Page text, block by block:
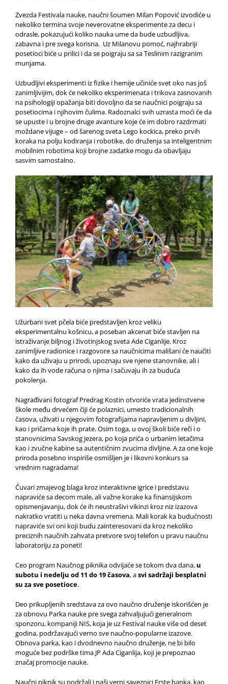
Zvezda Festivala nauke, naučni šoumen Milan Popović izvodiće u
nekoliko termina svoje neverovatne eksperimente za decu i
odrasle, pokazujući koliko nauka ume da bude uzbudljiva,
zabavna i pre svega korisna. Uz Milanovu pomoć, najhrabriji
posetioci biće u prilici i da se poigraju sa sa Teslinim razigranim
munjama.
Uzbudljivi eksperimenti iz fizike i hemije učiniće svet oko nas još
zanimljivijim, dok će nekoliko eksperimenata i trikova zasnovanih
na psihologiji opažanja biti dovoljno da se naučnici poigraju sa
posetiocima i njihovim čulima. Radoznalci svih uzrasta moći će da
se upuste i u brojne druge avanture koje će im dobro razdrmati
moždane vijuge – od šarenog sveta Lego kockica, preko prvih
koraka na polju kodiranja i robotike, do druženja sa inteligentnim
mobilnim robotima koji brojne zadatke mogu da obavljaju
sasvim samostalno.
Užurbani svet pčela biće predstavljen kroz veliku
eksperimentalnu košnicu, a poseban akcenat biće stavljen na
istraživanje biljnog i životinjskog sveta Ade Ciganlije. Kroz
zanimljive radionice i razgovore sa naučnicima mališani će naučiti
kako da uživaju u prirodi, upoznaju sve njene stanovnike, ali i
kako da ih vode računa o njima i sačuvaju ih za buduća
pokolenja.
Nagrađivani fotograf Predrag Kostin otvoriće vrata jedinstvene
škole među drvećem čiji će polaznici, umesto tradicionalnih
časova, uživati u njegovim fotografijama napravljenim u divljini,
kao i pričama koje ih prate. Osim toga, u ovoj školi biće reči i o
stanovnicima Savskog jezera, po koja priča o urbanim letačima
kao i zvučne kabine sa autentičnim zvucima divljine. A za one koje
priroda posebno inspiriše osmišljen je i likovni konkurs sa
vrednim nagradama!
Čuvari zmajevog blaga kroz interaktivne igrice i predstavu
napraviće sa decom male, ali važne korake ka finansijskom
opismenjavanju, dok će ih neustrašivi vikinzi kroz niz izazova
nakratko vratiti u neka davna vremena. Mali korak ka budućnosti
napraviće svi oni koji budu zainteresovani da kroz nekoliko
preciznih naučnih zahvata pretvore svoj telefon u pravu naučnu
laboratoriju za poneti!
Ceo program Naučnog piknika odvijaće se tokom dva dana, u
subotu i nedelju od 11 do 19 časova, asvi sadržaji besplatni
su za sve posetioce.
Deo prikupljenih sredstava za ovo naučno druženje iskorišćen je
za obnovu Parka nauke pre svega zahvaljujući generalnom
sponzoru, kompaniji NIS, koja je uz Festival nauke više od deset
godina, podržavajući verno sve naučno-popularne izazove.
Obnova parka, kao i dvodnevno naučno druženje, ne bi bilo
moguće bez podrške tima JP Ada Ciganlija, koji je prepoznao
značaj promocije nauke.
Naučni piknik su podržali i naši verni saveznici Erste banka, kao